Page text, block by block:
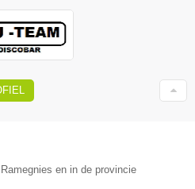
en in de provincie